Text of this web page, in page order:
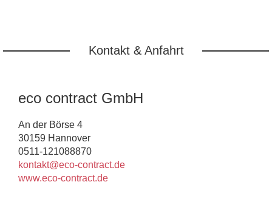
Kontakt & Anfahrt
eco contract GmbH
An der Börse 4
30159 Hannover
0511-121088870
kontakt@eco-contract.de
www.eco-contract.de